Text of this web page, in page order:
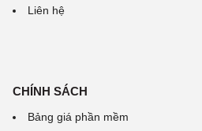
Liên hệ
CHÍNH SÁCH
Bảng giá phần mềm